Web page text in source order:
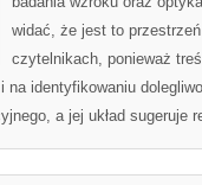
widać, że jest to
czytelnikach, ponieważ
identyfikowaniu
a jej układ sugeruje